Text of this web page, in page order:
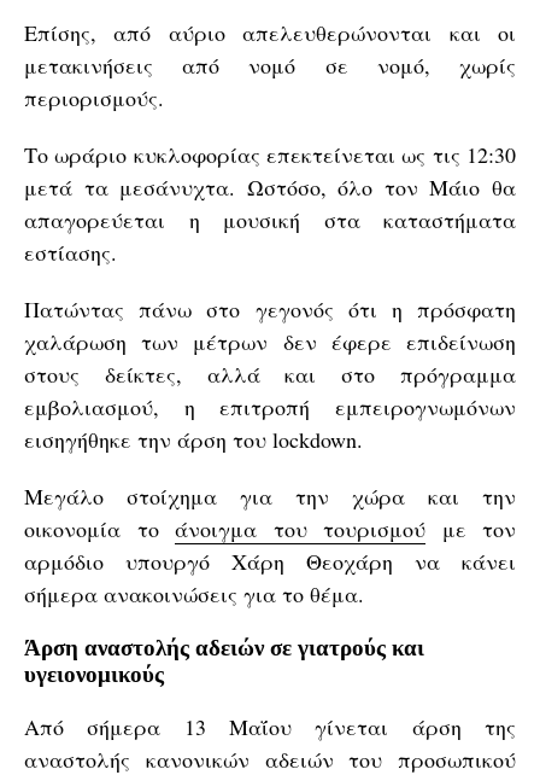
Επίσης, από αύριο απελευθερώνονται και οι
μετακινήσεις από νομό σε νομό, χωρίς
περιορισμούς.
Το ωράριο κυκλοφορίας επεκτείνεται ως τις 12:30
μετά τα μεσάνυχτα. Ωστόσο, όλο τον Μάιο θα
απαγορεύεται η μουσική στα καταστήματα
εστίασης.
Πατώντας πάνω στο γεγονός ότι η πρόσφατη
χαλάρωση των μέτρων δεν έφερε επιδείνωση
στους δείκτες, αλλά και στο πρόγραμμα
εμβολιασμού, η επιτροπή εμπειρογνωμόνων
εισηγήθηκε την άρση του lockdown.
Μεγάλο στοίχημα για την χώρα και την
οικονομία το άνοιγμα του τουρισμού με τον
αρμόδιο υπουργό Χάρη Θεοχάρη να κάνει
σήμερα ανακοινώσεις για το θέμα.
Άρση αναστολής αδειών σε γιατρούς και
υγειονομικούς
Από σήμερα 13 Μαΐου γίνεται άρση της
αναστολής κανονικών αδειών του προσωπικού